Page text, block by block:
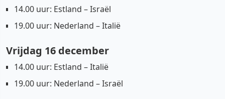
14.00 uur: Estland – Israël
19.00 uur: Nederland – Italië
Vrijdag 16 december
14.00 uur: Estland – Italië
19.00 uur: Nederland – Israël